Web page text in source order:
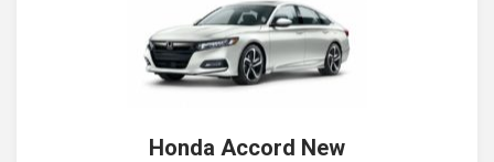
Honda Accord New